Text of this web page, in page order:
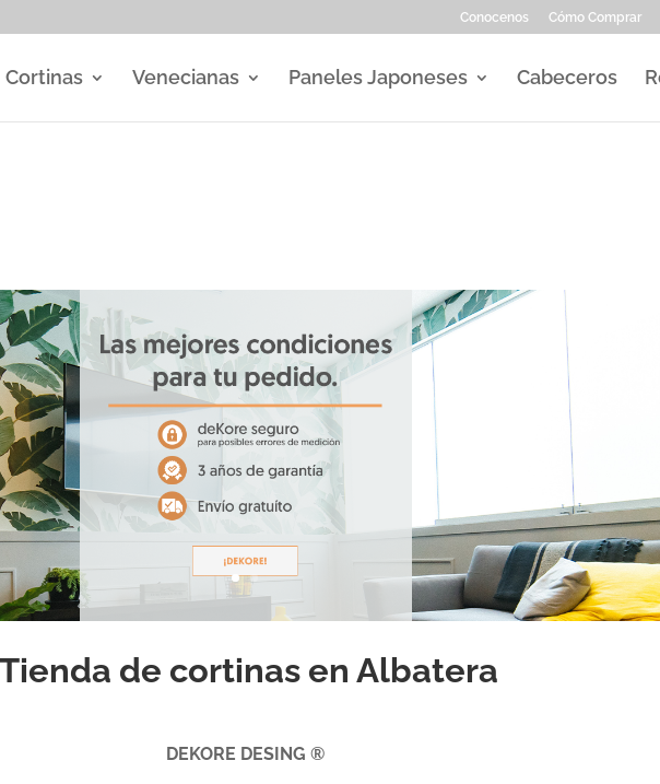
Conocenos Cómo Comprar
Cortinas Venecianas Paneles Japoneses Cabeceros
de cortinas en Albatera
DEKORE DESING ®